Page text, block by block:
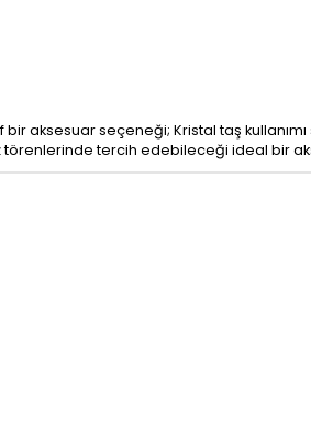
aksesuar seçeneği; Kristal taş
törenlerinde tercih edebileceği ideal bir